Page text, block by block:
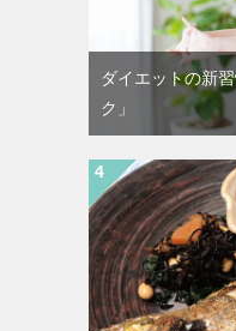
ダイエットの新
ク」